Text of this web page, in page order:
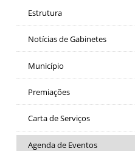
Estrutura
Notícias de Gabinetes
Município
Premiações
Carta de Serviços
Agenda de Eventos